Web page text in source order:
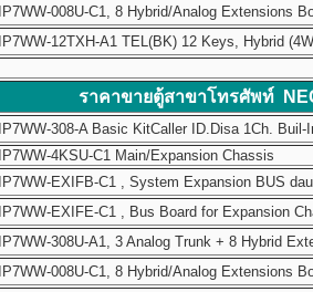
IP7WW-008U-C1, 8 Hybrid/Analog Extensions
IP7WW-12TXH-A1 TEL(BK) 12 Keys, Hybrid
ราคาขายตู้สาขาโทรศัพท์
IP7WW-308-A Basic KitCaller ID.Disa 1Ch.
IP7WW-4KSU-C1 Main/Expansion Chassis
IP7WW-EXIFB-C1 , System Expansion BUS
IP7WW-EXIFE-C1 , Bus Board for Expansion
IP7WW-308U-A1, 3 Analog Trunk + 8 Hybrid
IP7WW-008U-C1, 8 Hybrid/Analog Extensions